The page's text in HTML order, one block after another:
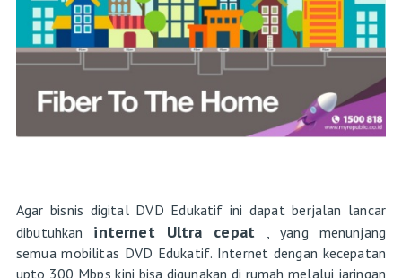
Agar bisnis digital DVD Edukatif ini dapat berjalan lancar
dibutuhkan internet Ultra cepat
, yang menunjang
semua mobilitas DVD Edukatif. Internet dengan kecepatan
upto 300 Mbps kini bisa digunakan di rumah melalui jaringan